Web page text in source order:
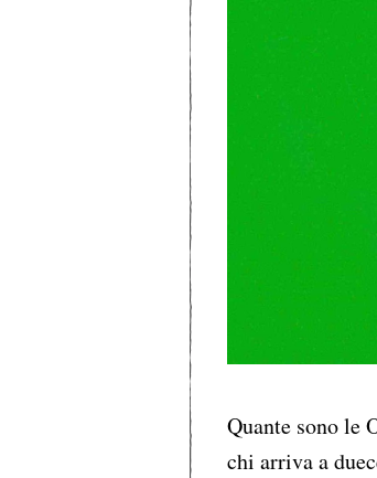
Quante sono le
chi arriva a